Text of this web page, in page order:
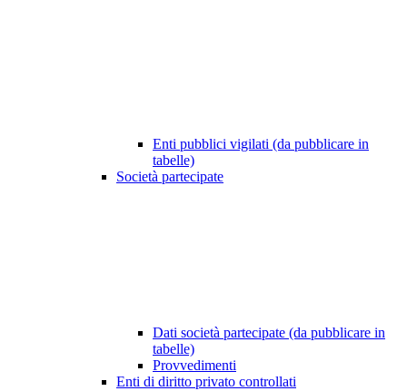
Enti pubblici vigilati (da pubblicare in
tabelle)
Società partecipate
Dati società partecipate (da pubblicare in
tabelle)
Provvedimenti
Enti di diritto privato controllati